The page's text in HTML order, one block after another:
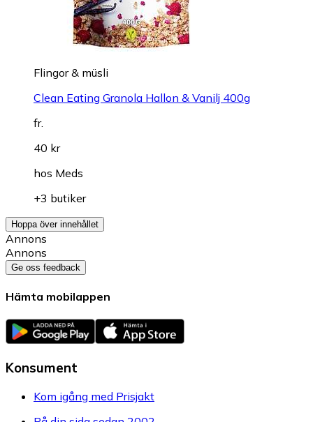
Flingor & müsli
Clean Eating Granola Hallon & Vanilj 400g
fr.
40 kr
hos Meds
+3 butiker
Hoppa över innehållet
Annons
Annons
Ge oss feedback
Hämta mobilappen
Konsument
Kom igång med Prisjakt